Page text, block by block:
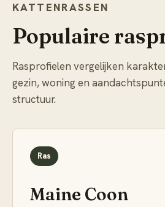
KATTENRASSEN
Populaire
Rasprofielen vergelijken
gezin, woning en
structuur.
Ras
Maine Coon